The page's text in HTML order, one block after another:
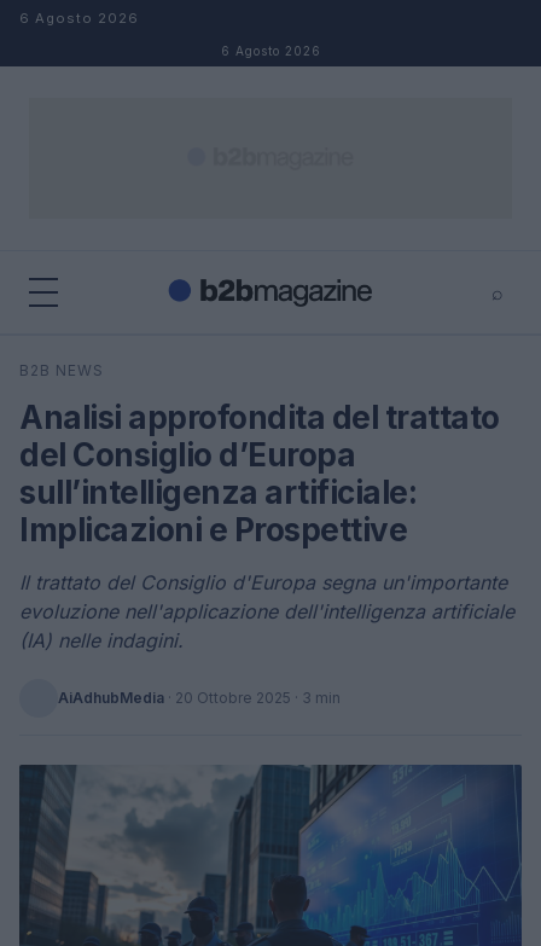
Salta al contenuto
6 Agosto 2026
6 Agosto 2026
⌕
Cerca
B2B NEWS
Analisi approfondita del trattato
del Consiglio d’Europa
sull’intelligenza artificiale:
Implicazioni e Prospettive
Il trattato del Consiglio d'Europa segna un'importante
evoluzione nell'applicazione dell'intelligenza artificiale
(IA) nelle indagini.
AiAdhubMedia · 20 Ottobre 2025 · 3 min